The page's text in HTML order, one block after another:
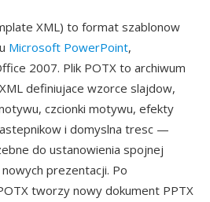
XML) to format szablonow
Microsoft PowerPoint,
2007. Plik POTX to archiwum
definiujace wzorce slajdow,
czcionki motywu, efekty
i domyslna tresc —
do ustanowienia spojnej
prezentacji. Po
tworzy nowy dokument PPTX